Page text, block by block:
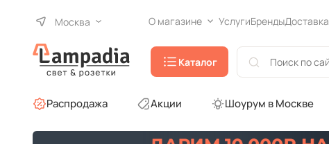
Москва О магазине УслугиБрендыДоставка
Каталог
Распродажа Акции Шоурум в Москве